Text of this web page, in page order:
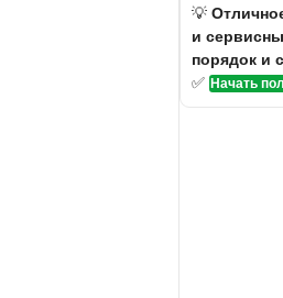
💡
и
порядок и
✅ Начать